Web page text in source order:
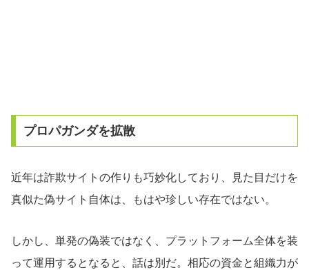
プロパガンダを拡散
近年は詐欺サイトの作りも巧妙化しており、見た目だけを
真似た偽サイト自体は、もはや珍しい存在ではない。
しかし、単発の偽装ではなく、プラットフォーム全体を装
って運用するとなると、話は別だ。相応の資金と組織力が